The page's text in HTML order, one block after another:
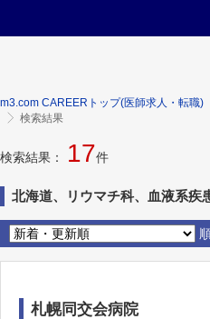
m3.com CAREERトップ(医師求人・転職)
検索結果
検索結果： 17件
北海道、リウマチ科、血液系疾
札幌同交会病院